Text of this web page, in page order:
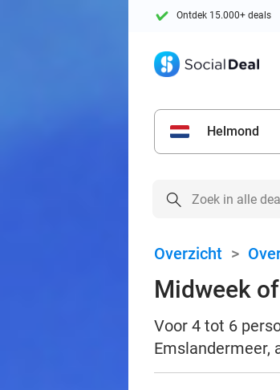
Ontdek 15.000+ deals
Helmond
Overzicht >
Midweek
Voor 4 tot 6
Emslandermeer,